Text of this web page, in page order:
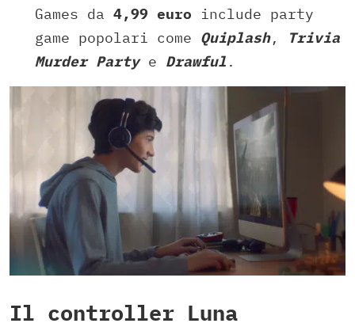
Games da 4,99 euro include party
game popolari come Quiplash,
Trivia
Murder Partye Drawful .
Il controller Luna